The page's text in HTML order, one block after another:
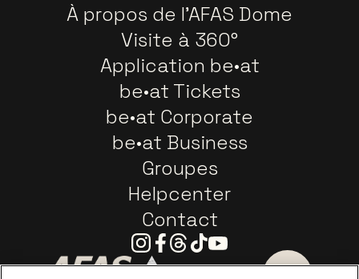
À propos de l'AFAS Dome
Visite à 360°
Application be•at
be•at Tickets
be•at Corporate
be•at Business
Groupes
Helpcenter
Contact
Instagram
Facebook
Threads
TiktokYoutube